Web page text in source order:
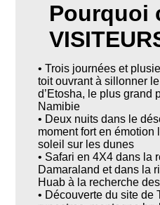
Pourquoi
• Trois journées et
toit ouvrant à sillonner
d’Etosha, le plus grand
Namibie
• Deux nuits dans le
moment fort en émotion
soleil sur les dunes
• Safari en 4X4 dans la
Damaraland et dans la
Huab à la recherche
• Découverte du site de